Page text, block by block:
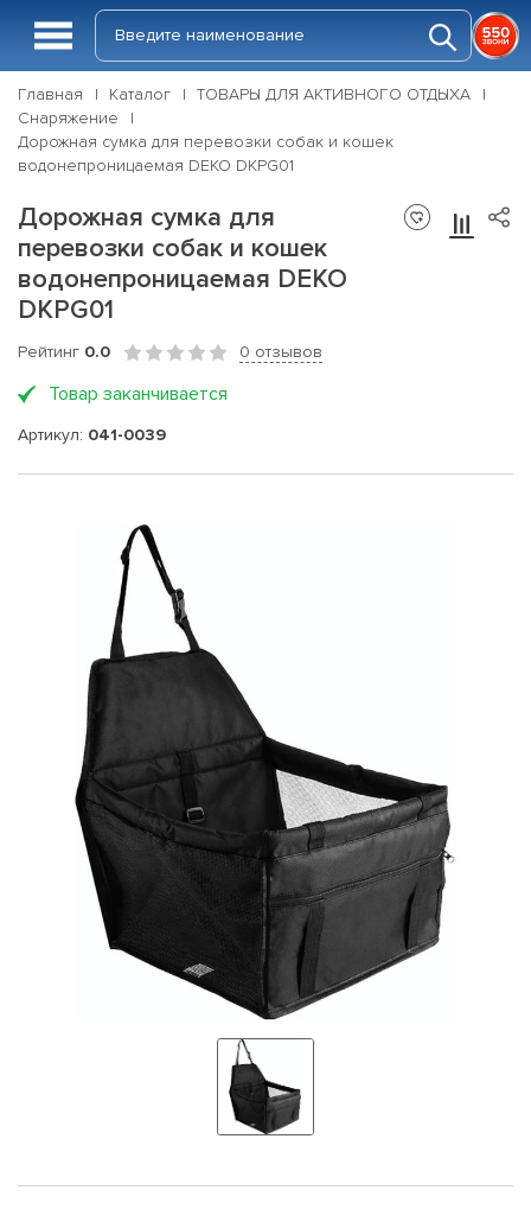
Главная Каталог
ТОВАРЫ ДЛЯ АКТИВНОГО ОТДЫХА
Снаряжение
Дорожная сумка для перевозки собак и кошек
водонепроницаемая DEKO DKPG01
Дорожная сумка для
перевозки собак и кошек
водонепроницаемая DEKO
DKPG01
Рейтинг 0.0 0 отзывов
Товар заканчивается
Артикул: 041-0039